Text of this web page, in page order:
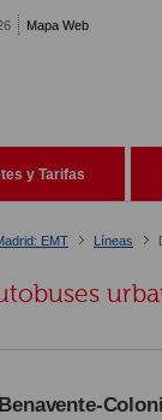
Mapa Web
y Tarifas
EMT Líneas